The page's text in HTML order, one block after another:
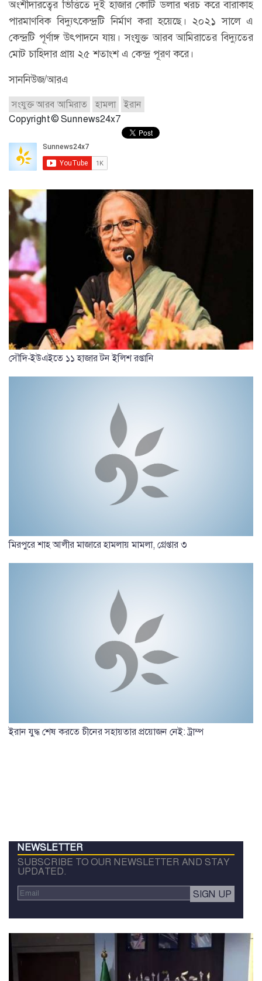
অংশীদারত্বের ভিত্তিতে দুই হাজার কোটি ডলার খরচ করে বারাকাহ
পারমাণবিক বিদ্যুৎকেন্দ্রটি নির্মাণ করা হয়েছে। ২০২১ সালে এ
কেন্দ্রটি পূর্ণাঙ্গ উৎপাদনে যায়। সংযুক্ত আরব আমিরাতের বিদ্যুতের
মোট চাহিদার প্রায় ২৫ শতাংশ এ কেন্দ্র পূরণ করে।
সাননিউজ/আরএ
সংযুক্ত আরব আমিরাত হামলা
ইরান
Copyright © Sunnews24x7
সৌদি-ইউএইতে ১১ হাজার টন ইলিশ রপ্তানি
মিরপুরে শাহ আলীর মাজারে হামলায় মামলা, গ্রেপ্তার ৩
ইরান যুদ্ধ শেষ করতে চীনের সহায়তার প্রয়োজন নেই: ট্রাম্প
NEWSLETTER
SUBSCRIBE TO OUR NEWSLETTER AND STAY
UPDATED.